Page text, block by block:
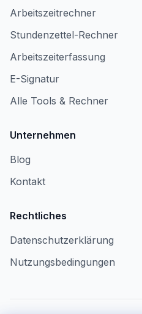
Arbeitszeitrechner
Stundenzettel-Rechner
Arbeitszeiterfassung
E-Signatur
Alle Tools & Rechner
Unternehmen
Blog
Kontakt
Rechtliches
Datenschutzerklärung
Nutzungsbedingungen